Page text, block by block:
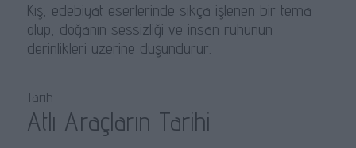
Kış, edebiyat eserlerinde sıkça işlenen bir tema
olup, doğanın sessizliği ve insan ruhunun
derinlikleri üzerine düşündürür.
Tarih
Atlı Araçların Tarihi